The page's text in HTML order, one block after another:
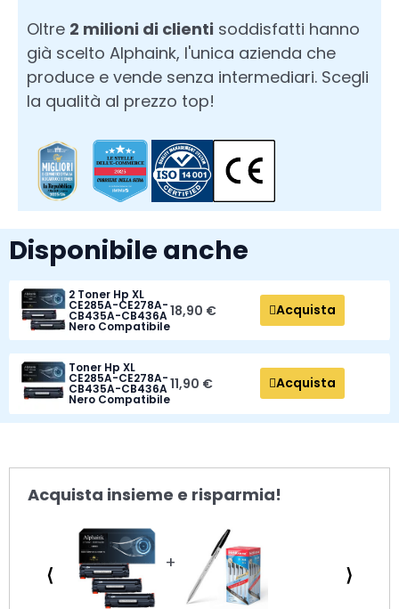
Oltre 2 milioni di clienti soddisfatti hanno
già scelto Alphaink, l'unica azienda che
produce e vende senza intermediari. Scegli
la qualità al prezzo top!
Disponibile anche
2 Toner Hp XL
CE285A-CE278A-
CB435A-CB436A
Nero Compatibile
18,90 € Acquista
Toner Hp XL
CE285A-CE278A-
CB435A-CB436A
Nero Compatibile
11,90 € Acquista
Acquista insieme e risparmia!
⟨ ⟩